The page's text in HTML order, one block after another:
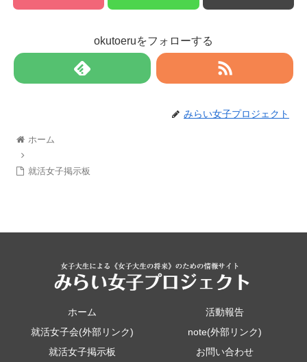
okutoeruをフォローする
みらい女子プロジェクト
ホーム
就活女子掲示板
ホーム
活動報告
就活女子会(外部リンク)
note(外部リンク)
就活女子掲示板
お問い合わせ